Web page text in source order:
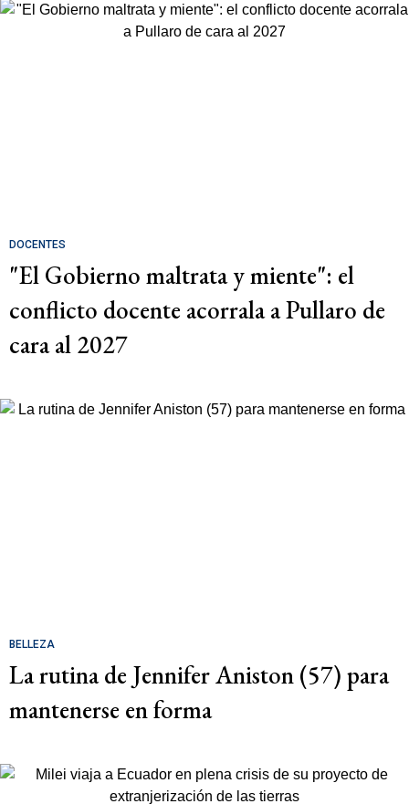
DOCENTES
"El Gobierno maltrata y miente": el
conflicto docente acorrala a Pullaro de
cara al 2027
BELLEZA
La rutina de Jennifer Aniston (57) para
mantenerse en forma